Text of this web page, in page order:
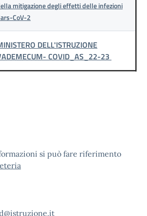
mitigazione degli effetti delle infezioni
CoV-2
DELL'ISTRUZIONE
COVID_AS_22-23
si può fare riferimento